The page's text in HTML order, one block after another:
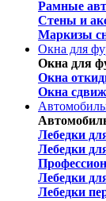
Рамные
Стены и
Маркизы
Окна для
Окна для
Окна
Окна
Лебедки
Лебедки
Лебедки
Лебедки